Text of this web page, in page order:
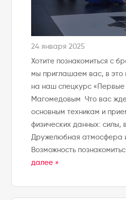
24 января 2025
Хотите познакомиться с
мы приглашаем вас, в это
на наш спецкурс
Магомедовым Что вас
основным техникам и
физических данных: силы,
Дружелюбная атмосфера
Возможность
далее »